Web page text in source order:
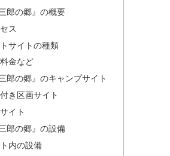
郎の郷』の概要
ス
サイトの種類
金など
郎の郷』のキャンプサイト
き区画サイト
イト
郎の郷』の設備
内の設備